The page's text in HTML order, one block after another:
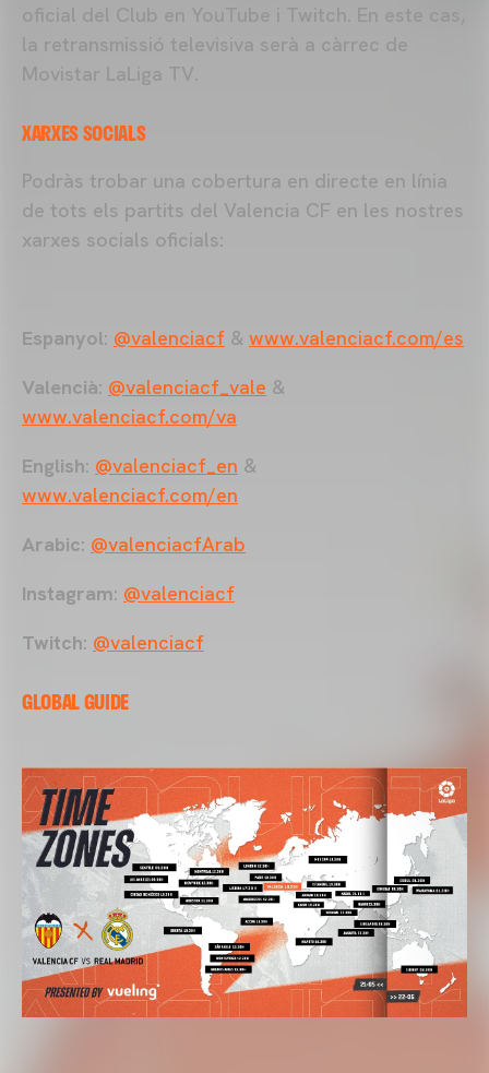
oficial del Club en YouTube i Twitch. En este cas,
la retransmissió televisiva serà a càrrec de
Movistar LaLiga TV.
XARXES SOCIALS
Podràs trobar una cobertura en directe en línia
de tots els partits del Valencia CF en les nostres
xarxes socials oficials:
Espanyol: @valenciacf & www.valenciacf.com/es
Valencià: @valenciacf_vale &
www.valenciacf.com/va
English: @valenciacf_en &
www.valenciacf.com/en
Arabic: @valenciacfArab
Instagram: @valenciacf
Twitch: @valenciacf
GLOBAL GUIDE